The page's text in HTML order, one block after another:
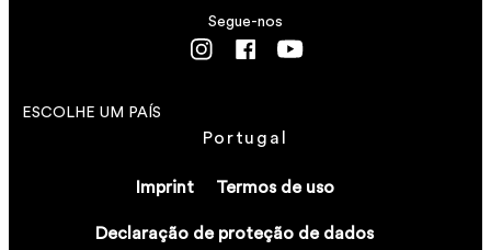
Imprint Termos de uso
Declaração de proteção de dados
ESCOLHE UM PAÍS
Portugal
Segue-nos